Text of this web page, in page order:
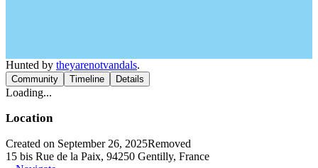
Hunted by theyarenotvandals.
Community Timeline Details
Loading...
Location
Created on September 26, 2025Removed
15 bis Rue de la Paix, 94250 Gentilly, France